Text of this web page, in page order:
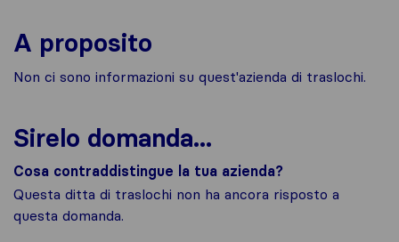
A proposito
Non ci sono informazioni su quest'azienda di traslochi.
Sirelo domanda...
Cosa contraddistingue la tua azienda?
Questa ditta di traslochi non ha ancora risposto a
questa domanda.